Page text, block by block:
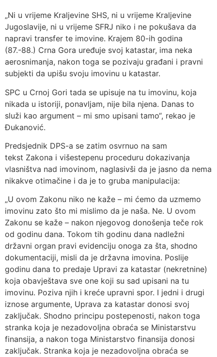
„Ni u vrijeme Kraljevine SHS, ni u vrijeme Kraljevine
Jugoslavije, ni u vrijeme SFRJ niko i ne pokušava da
napravi transfer te imovine. Krajem 80-ih godina
(87.-88.) Crna Gora uređuje svoj katastar, ima neka
aerosnimanja, nakon toga se pozivaju građani i pravni
subjekti da upišu svoju imovinu u katastar.
SPC u Crnoj Gori tada se upisuje na tu imovinu, koja
nikada u istoriji, ponavljam, nije bila njena. Danas to
služi kao argument – mi smo upisani tamo“, rekao je
Đukanović.
Predsjednik DPS-a se zatim osvrnuo na sam
tekst Zakona i višestepenu proceduru dokazivanja
vlasništva nad imovinom, naglasivši da je jasno da nema
nikakve otimačine i da je to gruba manipulacija:
„U ovom Zakonu niko ne kaže – mi ćemo da uzmemo
imovinu zato što mi mislimo da je naša. Ne. U ovom
Zakonu se kaže – nakon njegovog donošenja teče rok
od godinu dana. Tokom tih godinu dana nadležni
državni organ pravi evidenciju onoga za šta, shodno
dokumentaciji, misli da je državna imovina. Poslije
godinu dana to predaje Upravi za katastar (nekretnine)
koja obavještava sve one koji su sad upisani na tu
imovinu. Poziva njih i kreće upravni spor. I jedni i drugi
iznose argumente, Uprava za katastar donosi svoj
zaključak. Shodno principu postepenosti, nakon toga
stranka koja je nezadovoljna obraća se Ministarstvu
finansija, a nakon toga Ministarstvo finansija donosi
zaključak. Stranka koja je nezadovoljna obraća se